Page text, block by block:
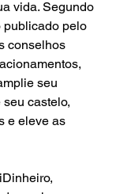
vida. Segundo
publicado pelo
conselhos
seu
castelo,
e eleve as